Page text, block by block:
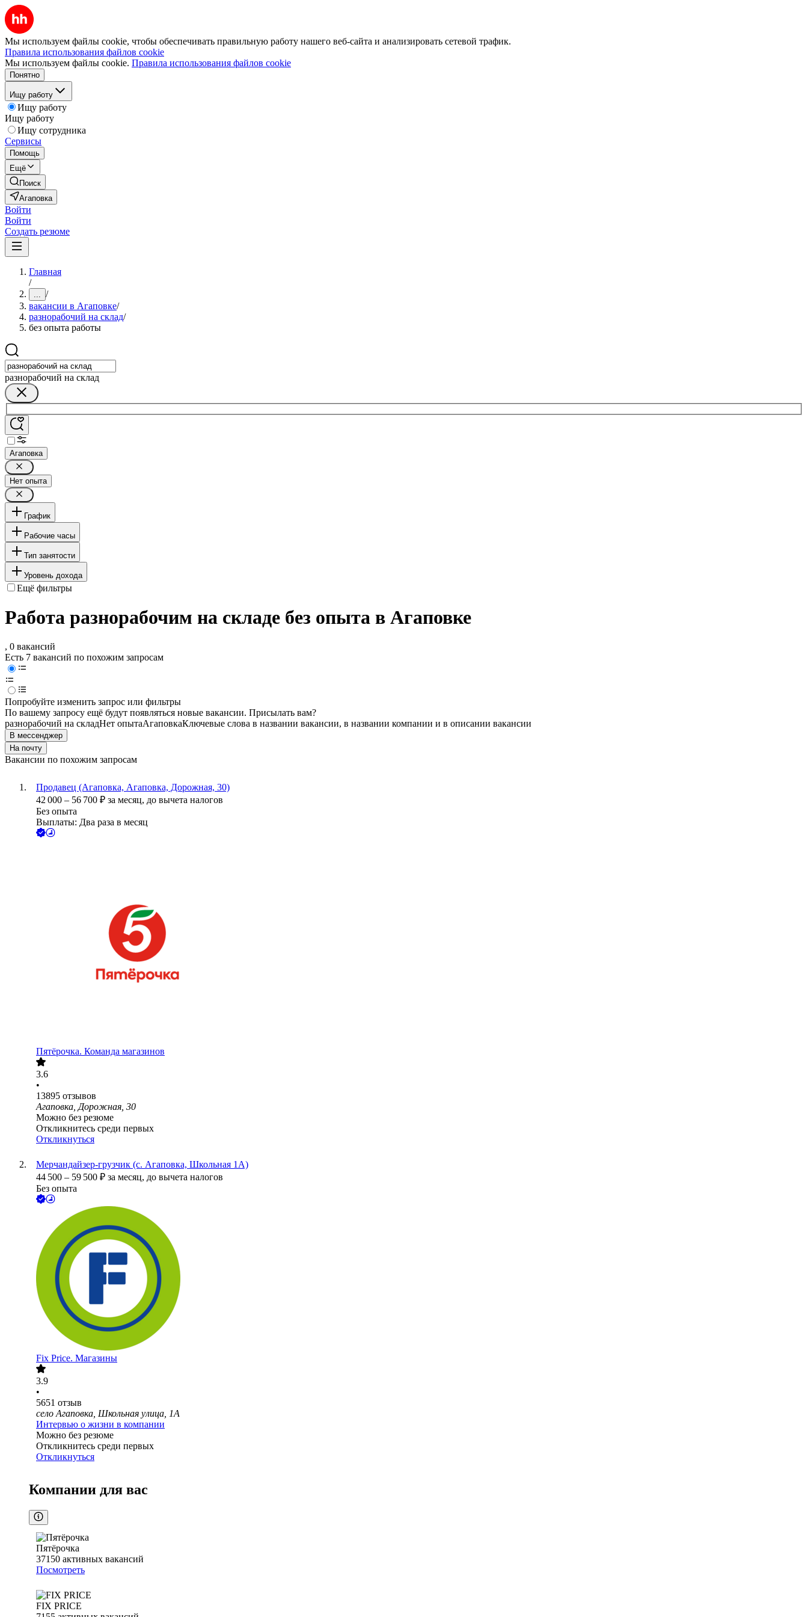
Мы используем файлы cookie, чтобы обеспечивать правильную работу нашего веб-сайта и анализировать сетевой трафик.
Правила использования файлов cookie
Мы используем файлы cookie. Правила использования файлов cookie
Понятно
Ищу работу
Ищу работу
Ищу работу
Ищу сотрудника
Сервисы
Помощь
Ещё
Поиск
Агаповка
Войти
Войти
Создать резюме
Главная
/
... /
вакансии в Агаповке/
разнорабочий на склад/
без опыта работы
разнорабочий на склад
Агаповка
Нет опыта
График
Рабочие часы
Тип занятости
Уровень дохода
Ещё фильтры
Работа разнорабочим на складе без опыта в Агаповке
, 0 вакансий
Есть 7 вакансий по похожим запросам
Попробуйте изменить запрос или фильтры
По вашему запросу ещё будут появляться новые вакансии. Присылать вам?
разнорабочий на складНет опытаАгаповкаКлючевые слова в названии вакансии, в названии компании и в описании вакансии
В мессенджер
На почту
Вакансии по похожим запросам
Продавец (Агаповка, Агаповка, Дорожная, 30)
42 000 – 56 700 ₽ за месяц, до вычета налогов
Без опыта
Выплаты: Два раза в месяц
Пятёрочка. Команда магазинов
3.6
•
13895 отзывов
Агаповка, Дорожная, 30
Можно без резюме
Откликнитесь среди первых
Откликнуться
Мерчандайзер-грузчик (с. Агаповка, Школьная 1А)
44 500 – 59 500 ₽ за месяц, до вычета налогов
Без опыта
Fix Price. Магазины
3.9
•
5651 отзыв
село Агаповка, Школьная улица, 1А
Интервью о жизни в компании
Можно без резюме
Откликнитесь среди первых
Откликнуться
Компании для вас
Пятёрочка
37150 активных вакансий
Посмотреть
FIX PRICE